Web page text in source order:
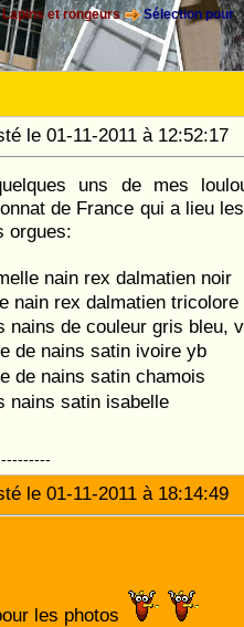
Lapins et rongeurs
Sélection pour
le 01-11-2011 à 12:52:17
uns de mes
de France qui a lieu
orgues:
nain rex dalmatien noir
nain rex dalmatien tricolore
nains de couleur gris bleu,
de nains satin ivoire yb
de nains satin chamois
nains satin isabelle
le 01-11-2011 à 18:14:49
les photos